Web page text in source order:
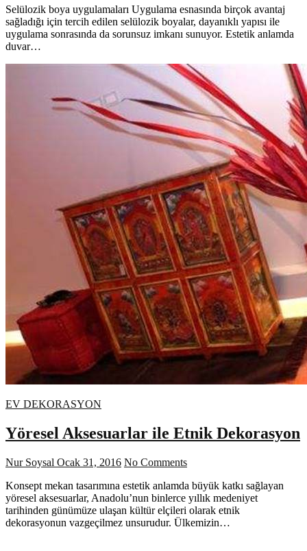
Selülozik boya uygulamaları Uygulama esnasında birçok avantaj
sağladığı için tercih edilen selülozik boyalar, dayanıklı yapısı ile
uygulama sonrasında da sorunsuz imkanı sunuyor. Estetik anlamda
duvar…
EV DEKORASYON
Yöresel Aksesuarlar ile Etnik Dekorasyon
Nur Soysal Ocak 31, 2016 No Comments
Konsept mekan tasarımına estetik anlamda büyük katkı sağlayan
yöresel aksesuarlar, Anadolu’nun binlerce yıllık medeniyet
tarihinden günümüze ulaşan kültür elçileri olarak etnik
dekorasyonun vazgeçilmez unsurudur. Ülkemizin…